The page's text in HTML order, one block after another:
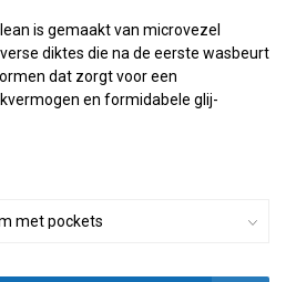
is gemaakt van microvezel
diktes die na de eerste wasbeurt
dat zorgt voor een
en formidabele glij-